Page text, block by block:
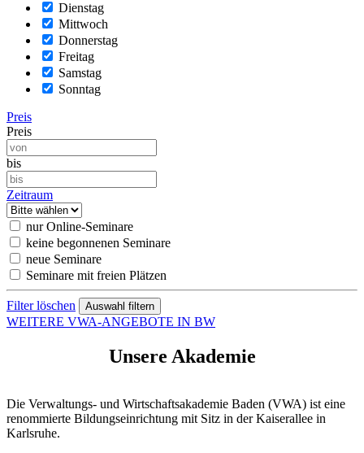
Dienstag
Mittwoch
Donnerstag
Freitag
Samstag
Sonntag
Preis
Preis
bis
Zeitraum
nur Online-Seminare
keine begonnenen Seminare
neue Seminare
Seminare mit freien Plätzen
Filter löschen
WEITERE VWA-ANGEBOTE IN BW
Unsere Akademie
Die Verwaltungs- und Wirtschaftsakademie Baden (VWA) ist eine
renommierte Bildungseinrichtung mit Sitz in der Kaiserallee in
Karlsruhe.